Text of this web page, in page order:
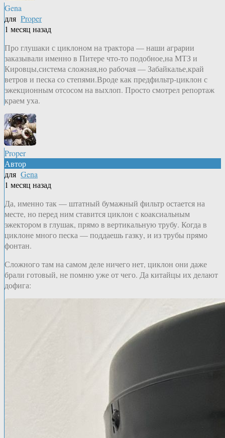
Gena
для Proper
1 месяц назад
Про глушаки с циклоном на трактора — наши аграрии
заказывали именно в Питере что-то подобное,на МТЗ и
Кировцы,система сложная,но рабочая — Забайкалье,край
ветров и песка со степями.Вроде как предфильтр-циклон с
эжекционным отсосом на выхлоп. Просто смотрел репортаж
краем уха.
Proper
Автор
для Gena
1 месяц назад
Да, именно так — штатный бумажный фильтр остается на
месте, но перед ним ставится циклон с коаксиальным
эжектором в глушак, прямо в вертикальную трубу. Когда в
циклоне много песка — поддаешь газку, и из трубы прямо
фонтан.
Сложного там на самом деле ничего нет, циклон они даже
брали готовый, не помню уже от чего. Да китайцы их делают
дофига: